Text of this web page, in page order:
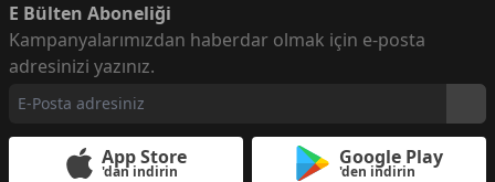
E Bülten Aboneliği
Kampanyalarımızdan haberdar olmak için e-posta
adresinizi yazınız.
App Store
'dan indirin
Google Play
'den indirin